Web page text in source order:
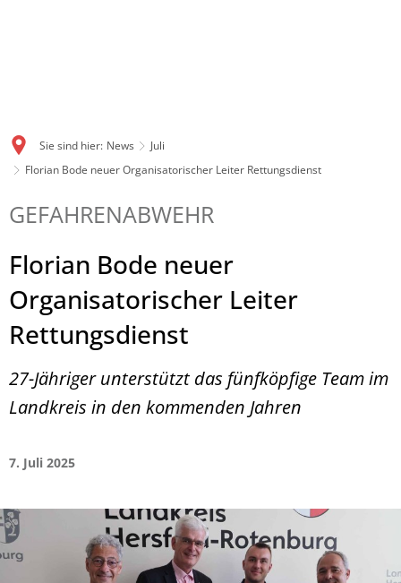
Sie sind hier: News
Juli
Florian Bode neuer Organisatorischer Leiter Rettungsdienst
GEFAHRENABWEHR
Florian Bode neuer
Organisatorischer Leiter
Rettungsdienst
27-Jähriger unterstützt das fünfköpfige Team im
Landkreis in den kommenden Jahren
7. Juli 2025